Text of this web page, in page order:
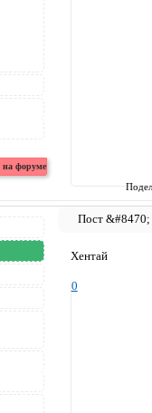
Хентай
0